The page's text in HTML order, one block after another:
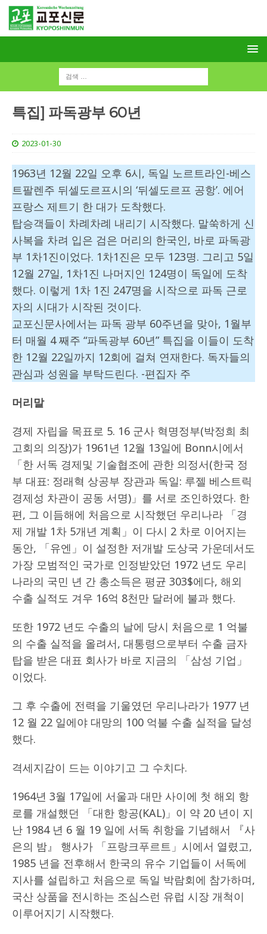
특집] 파독광부 60년
2023-01-30
1963년 12월 22일 오후 6시, 독일 노르트라인-베스
트팔렌주 뒤셀도르프시의 ‘뒤셀도르프 공항’. 에어
프랑스 제트기 한 대가 도착했다.
탑승객들이 차례차례 내리기 시작했다. 말쑥하게 신
사복을 차려 입은 검은 머리의 한국인, 바로 파독광
부 1차1진이었다. 1차1진은 모두 123명. 그리고 5일
12월 27일, 1차1진 나머지인 124명이 독일에 도착
했다. 이렇게 1차 1진 247명을 시작으로 파독 근로
자의 시대가 시작된 것이다.
교포신문사에서는 파독 광부 60주년을 맞아, 1월부
터 매월 4 째주 “파독광부 60년” 특집을 이들이 도착
한 12월 22일까지 12회에 걸쳐 연재한다. 독자들의
관심과 성원을 부탁드린다. -편집자 주
머리말
경제 자립을 목표로 5. 16 군사 혁명정부(박정희 최
고회의 의장)가 1961년 12월 13일에 Bonn시에서
「한 서독 경제및 기술협조에 관한 의정서(한국 정
부 대표: 정래혁 상공부 장관과 독일: 루젤 베스트릭
경제성 차관이 공동 서명)」를 서로 조인하였다. 한
편, 그 이듬해에 처음으로 시작했던 우리나라 「경
제 개발 1차 5개년 계획」이 다시 2 차로 이어지는
동안, 「유엔」이 설정한 저개발 도상국 가운데서도
가장 모범적인 국가로 인정받았던 1972 년도 우리
나라의 국민 년 간 총소득은 평균 303$에다, 해외
수출 실적도 겨우 16억 8천만 달러에 불과 했다.
또한 1972 년도 수출의 날에 당시 처음으로 1 억불
의 수출 실적을 올려서, 대통령으로부터 수출 금자
탑을 받은 대표 회사가 바로 지금의 「삼성 기업」
이었다.
그 후 수출에 전력을 기울였던 우리나라가 1977 년
12 월 22 일에야 대망의 100 억불 수출 실적을 달성
했다.
격세지감이 드는 이야기고 그 수치다.
1964년 3월 17일에 서울과 대만 사이에 첫 해외 항
로를 개설했던 「대한 항공(KAL)」이 약 20 년이 지
난 1984 년 6 월 19 일에 서독 취항을 기념해서 『사
은의 밤』 행사가 「프랑크푸르트」시에서 열렸고,
1985 년을 전후해서 한국의 유수 기업들이 서독에
지사를 설립하고 처음으로 독일 박람회에 참가하며,
국산 상품을 전시하는 조심스런 유럽 시장 개척이
이루어지기 시작했다.